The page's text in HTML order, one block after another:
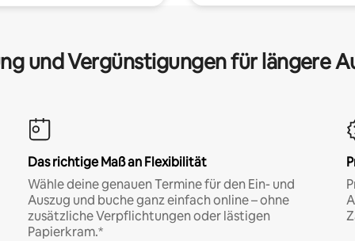
und Vergünstigungen für längere
Das richtige Maß an Flexibilität
Wähle deine genauen Termine für den Ein- und
Auszug und buche ganz einfach online – ohne
zusätzliche Verpflichtungen oder lästigen
Papierkram.*